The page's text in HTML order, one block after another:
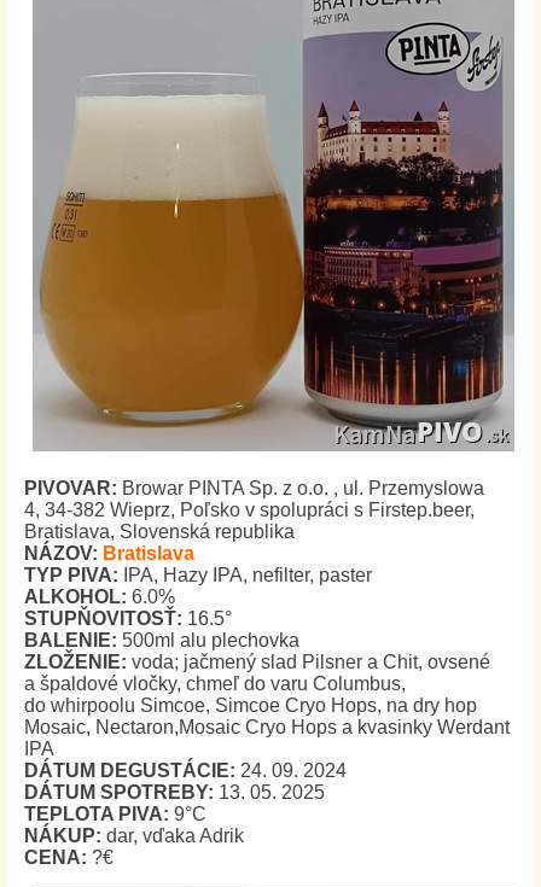
PIVOVAR: Browar PINTA Sp. z o.o. , ul. Przemyslowa
4, 34-382 Wieprz, Poľsko v spolupráci s Firstep.beer,
Bratislava, Slovenská republika
NÁZOV: Bratislava
TYP PIVA:
IPA, Hazy IPA, nefilter, paster
ALKOHOL: 6.0%
STUPŇOVITOSŤ: 16.5°
BALENIE: 500ml alu plechovka
ZLOŽENIE: voda; jačmený slad Pilsner a Chit, ovsené
a špaldové vločky, chmeľ do varu Columbus,
do whirpoolu Simcoe, Simcoe Cryo Hops, na dry hop
Mosaic, Nectaron,Mosaic Cryo Hops a kvasinky Werdant
IPA
DÁTUM DEGUSTÁCIE: 24. 09. 2024
DÁTUM SPOTREBY: 13. 05. 2025
TEPLOTA PIVA: 9°C
NÁKUP: dar, vďaka Adrik
CENA: ?€